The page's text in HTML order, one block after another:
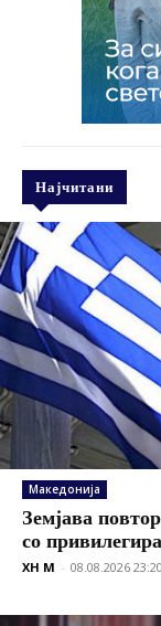
Најчитани
Македонија
Земјава
со
XH M - 08.08.2026 23:20